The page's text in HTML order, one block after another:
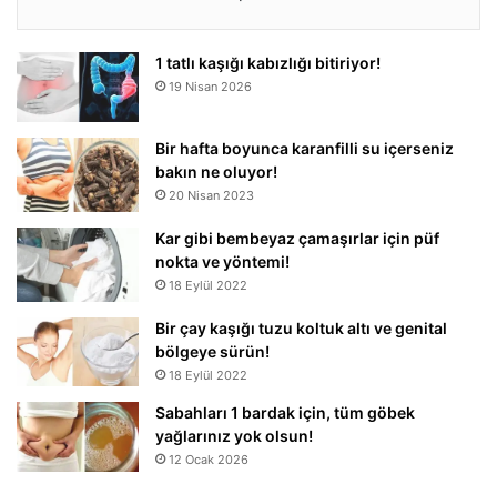
1 tatlı kaşığı kabızlığı bitiriyor!
19 Nisan 2026
Bir hafta boyunca karanfilli su içerseniz
bakın ne oluyor!
20 Nisan 2023
Kar gibi bembeyaz çamaşırlar için püf
nokta ve yöntemi!
18 Eylül 2022
Bir çay kaşığı tuzu koltuk altı ve genital
bölgeye sürün!
18 Eylül 2022
Sabahları 1 bardak için, tüm göbek
yağlarınız yok olsun!
12 Ocak 2026